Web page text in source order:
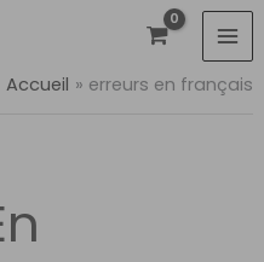
Accueil erreurs en français